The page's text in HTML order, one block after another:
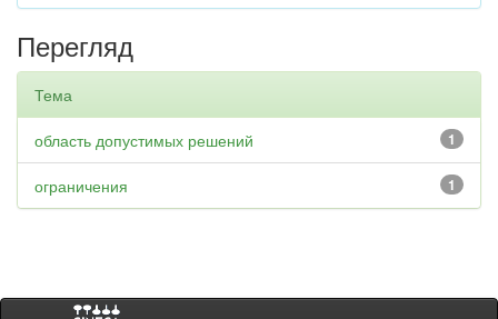
Перегляд
Тема
1
область допустимых решений
1
ограничения